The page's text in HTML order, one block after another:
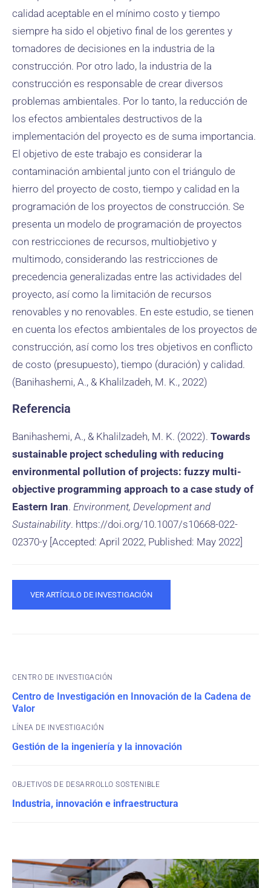
calidad aceptable en el mínimo costo y tiempo
siempre ha sido el objetivo final de los gerentes y
tomadores de decisiones en la industria de la
construcción. Por otro lado, la industria de la
construcción es responsable de crear diversos
problemas ambientales. Por lo tanto, la reducción de
los efectos ambientales destructivos de la
implementación del proyecto es de suma importancia.
El objetivo de este trabajo es considerar la
contaminación ambiental junto con el triángulo de
hierro del proyecto de costo, tiempo y calidad en la
programación de los proyectos de construcción. Se
presenta un modelo de programación de proyectos
con restricciones de recursos, multiobjetivo y
multimodo, considerando las restricciones de
precedencia generalizadas entre las actividades del
proyecto, así como la limitación de recursos
renovables y no renovables. En este estudio, se tienen
en cuenta los efectos ambientales de los proyectos de
construcción, así como los tres objetivos en conflicto
de costo (presupuesto), tiempo (duración) y calidad.
(Banihashemi, A., & Khalilzadeh, M. K., 2022)
Referencia
Banihashemi, A., & Khalilzadeh, M. K. (2022). Towards
sustainable project scheduling with reducing
environmental pollution of projects: fuzzy multi-
objective programming approach to a case study of
Eastern Iran. Environment, Development and
Sustainability. https://doi.org/10.1007/s10668-022-
02370-y [Accepted: April 2022, Published: May 2022]
VER ARTÍCULO DE INVESTIGACIÓN
CENTRO DE INVESTIGACIÓN
Centro de Investigación en Innovación de la Cadena de
Valor
Gestión de la ingeniería y la innovación
OBJETIVOS DE DESARROLLO SOSTENIBLE
Industria, innovación e infraestructura